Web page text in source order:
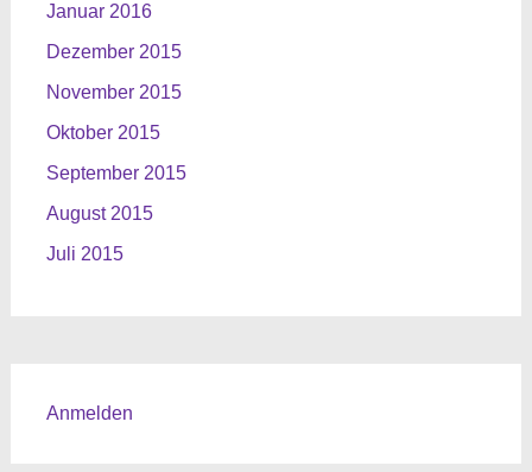
Januar 2016
Dezember 2015
November 2015
Oktober 2015
September 2015
August 2015
Juli 2015
Anmelden